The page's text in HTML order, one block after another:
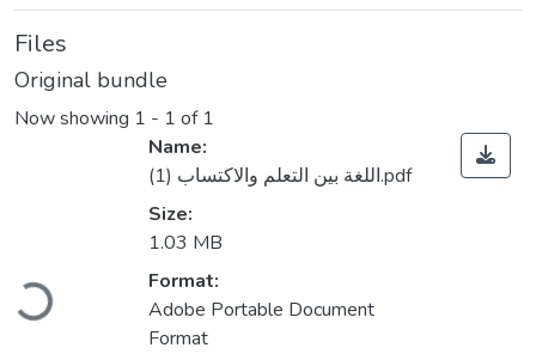
Files
Original bundle
Now showing 1 - 1 of 1
Loading...
Name:
اللغة بين التعلم والاكتساب (1).pdf
Size:
1.03 MB
Format:
Adobe Portable Document
Format